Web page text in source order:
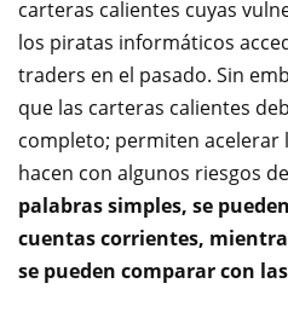
carteras calientes cuyas
los piratas informáticos
traders en el pasado. Sin
que las carteras calientes
completo; permiten acelerar
hacen con algunos riesgos
palabras simples, se
cuentas corrientes,
se pueden comparar con